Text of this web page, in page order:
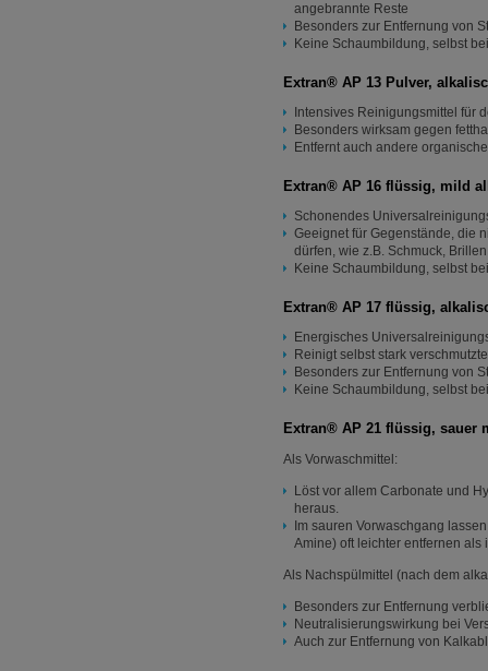
angebrannte Reste
Besonders zur Entfernung von
Keine Schaumbildung, selbst
Extran® AP 13 Pulver,
Intensives Reinigungsmittel für
Besonders wirksam gegen
Entfernt auch andere
Extran® AP 16 flüssig, mild
Schonendes
Geeignet für Gegenstände, die
dürfen, wie z.B. Schmuck,
Keine Schaumbildung, selbst
Extran® AP 17 flüssig,
Energisches
Reinigt selbst stark
Besonders zur Entfernung von
Keine Schaumbildung, selbst
Extran® AP 21 flüssig, sauer
Als Vorwaschmittel:
Löst vor allem Carbonate und
heraus.
Im sauren Vorwaschgang
Amine) oft leichter entfernen
Als Nachspülmittel (nach dem
Besonders zur Entfernung
Neutralisierungswirkung bei
Auch zur Entfernung von